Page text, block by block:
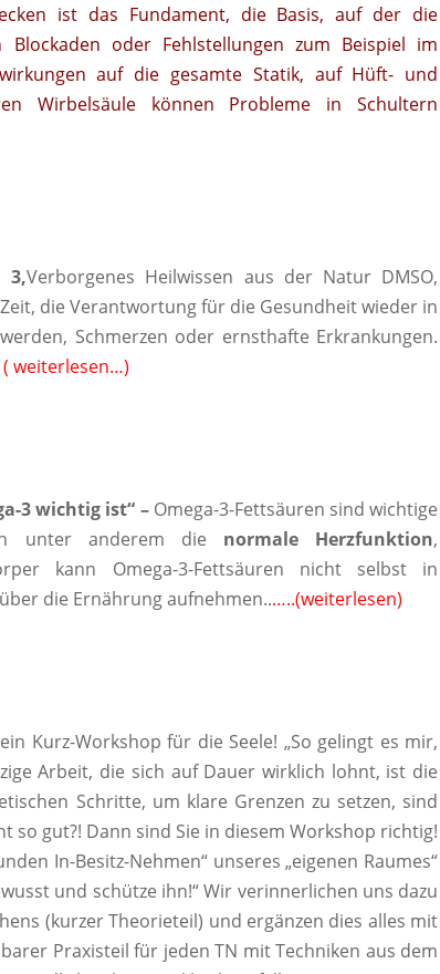
ist das Fundament, die Basis, auf der die
oder Fehlstellungen zum Beispiel im
auf die gesamte Statik, auf Hüft- und
Wirbelsäule können Probleme in Schultern
3,Verborgenes Heilwissen aus der Natur DMSO,
die Verantwortung für die Gesundheit wieder in
Schmerzen oder ernsthafte Erkrankungen.
( weiterlesen…)
3 wichtig ist“ – Omega-3-Fettsäuren sind wichtige
unter anderem die normale Herzfunktion,
kann Omega-3-Fettsäuren nicht selbst in
die Ernährung aufnehmen..…..(weiterlesen)
Kurz-Workshop für die Seele! „So gelingt es mir,
Arbeit, die sich auf Dauer wirklich lohnt, ist die
Schritte, um klare Grenzen zu setzen, sind
gut?! Dann sind Sie in diesem Workshop richtig!
In-Besitz-Nehmen“ unseres „eigenen Raumes“
und schütze ihn!“ Wir verinnerlichen uns dazu
(kurzer Theorieteil) und ergänzen dies alles mit
Praxisteil für jeden TN mit Techniken aus dem